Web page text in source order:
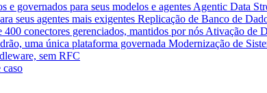
e governados para seus modelos e agentes Agentic Data
seus agentes mais exigentes Replicação de Banco de
400 conectores gerenciados, mantidos por nós Ativação de
uma única plataforma governada Modernização de
sem RFC
caso